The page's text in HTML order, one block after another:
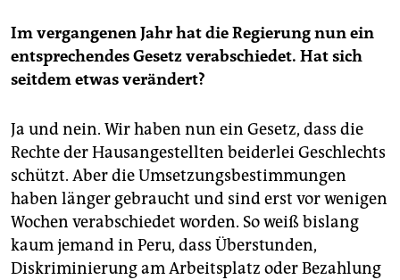
Im vergangenen Jahr hat die Regierung nun ein
entsprechendes Gesetz verabschiedet. Hat sich
seitdem etwas verändert?
Ja und nein. Wir haben nun ein Gesetz, dass die
Rechte der Hausangestellten beiderlei Geschlechts
schützt. Aber die Umsetzungsbestimmungen
haben länger gebraucht und sind erst vor wenigen
Wochen verabschiedet worden. So weiß bislang
kaum jemand in Peru, dass Überstunden,
Diskriminierung am Arbeitsplatz oder Bezahlung